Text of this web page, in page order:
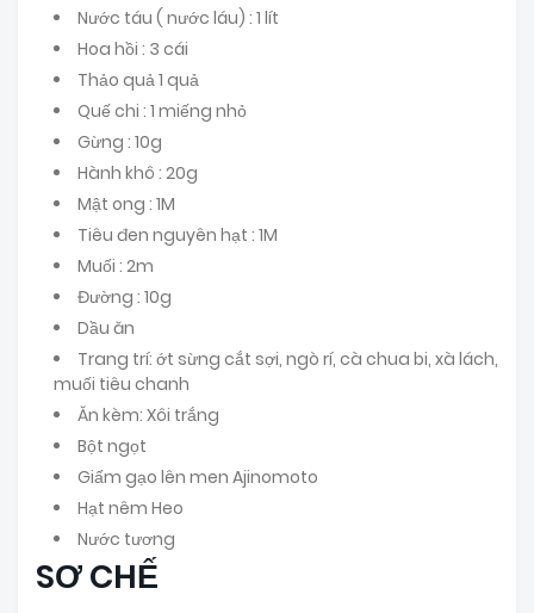
Nước táu ( nước láu) : 1 lít
Hoa hồi : 3 cái
Thảo quả 1 quả
Quế chi : 1 miếng nhỏ
Gừng : 10g
Hành khô : 20g
Mật ong : 1M
Tiêu đen nguyên hạt : 1M
Muối : 2m
Đường : 10g
Dầu ăn
Trang trí: ớt sừng cắt sợi, ngò rí, cà chua bi, xà lách,
muối tiêu chanh
Ăn kèm: Xôi trắng
Bột ngọt
Giấm gạo lên men Ajinomoto
Hạt nêm Heo
Nước tương
SƠ CHẾ